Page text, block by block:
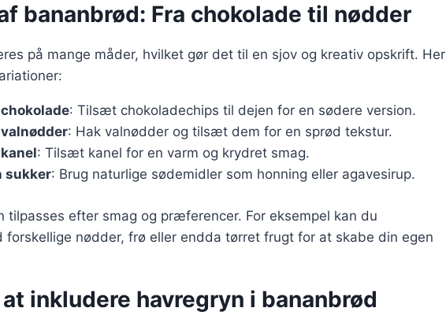
bananbrød: Fra chokolade til nødder
på mange måder, hvilket gør det til en sjov og kreativ opskrift. Her
: Tilsæt chokoladechips til dejen for en sødere version.
: Hak valnødder og tilsæt dem for en sprød tekstur.
: Tilsæt kanel for en varm og krydret smag.
sukker: Brug naturlige sødemidler som honning eller agavesirup.
tilpasses efter smag og præferencer. For eksempel kan du
forskellige nødder, frø eller endda tørret frugt for at skabe din egen
inkludere havregryn i bananbrød